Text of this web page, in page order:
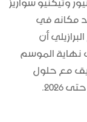
مكانه في
أن
نهاية الموسم
مع حلول